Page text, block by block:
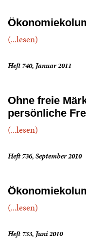
(...lesen)
Heft 740, Januar 2011
Ohne freie
persönliche
(...lesen)
Heft 736, September 2010
(...lesen)
Heft 733, Juni 2010